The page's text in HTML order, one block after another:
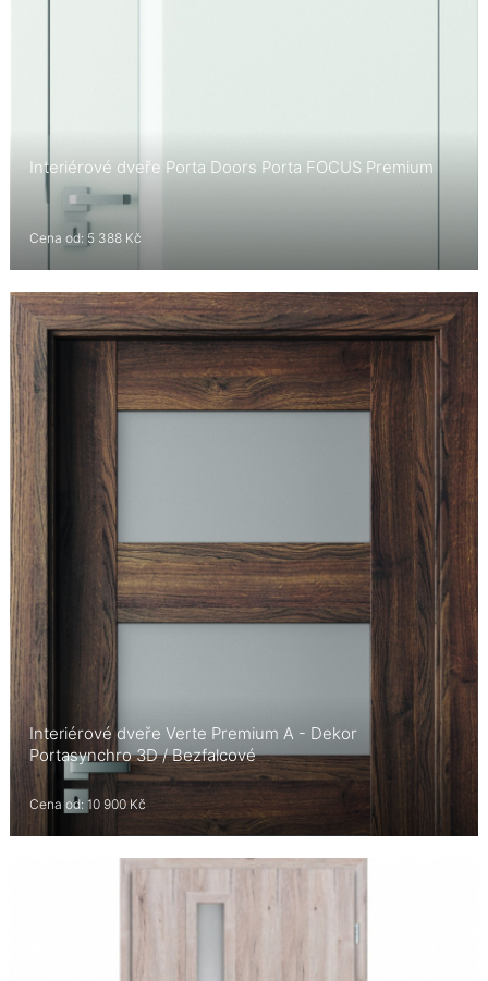
Interiérové dveře Porta Doors Porta FOCUS Premium
Cena od: 5 388 Kč
Interiérové dveře Verte Premium A - Dekor
Portasynchro 3D / Bezfalcové
Cena od: 10 900 Kč